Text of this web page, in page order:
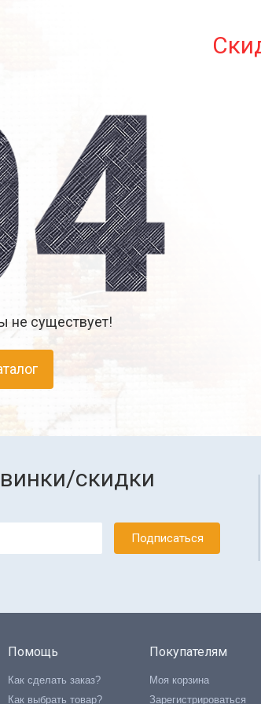
не существует!
скидки
Помощь
Как сделать заказ?
Как выбрать товар?
Покупателям
Моя корзина
Зарегистрироваться